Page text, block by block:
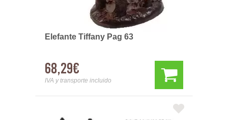
Elefante Tiffany Pag 63
68,29€
IVA y transporte incluido